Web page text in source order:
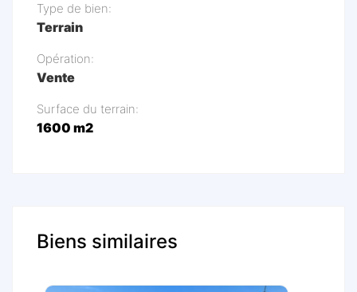
Type de bien:
Terrain
Opération:
Vente
Surface du terrain:
1600 m2
Biens similaires